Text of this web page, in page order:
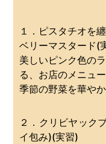
１．ピスタチオを
ベリーマスタード(
美しいピンク色の
る、お店のメニュ
季節の野菜を華や
２．クリビヤック
イ包み)(実習)